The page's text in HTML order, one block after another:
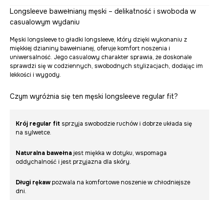
Longsleeve bawełniany męski – delikatność i swoboda w
casualowym wydaniu
Męski longsleeve to gładki longsleeve, który dzięki wykonaniu z
miękkiej dzianiny bawełnianej, oferuje komfort noszenia i
uniwersalność. Jego casualowy charakter sprawia, że doskonale
sprawdzi się w codziennych, swobodnych stylizacjach, dodając im
lekkości i wygody.
Czym wyróżnia się ten męski longsleeve regular fit?
Krój regular fit sprzyja swobodzie ruchów i dobrze układa się
na sylwetce.
Naturalna bawełnajest miękka w dotyku, wspomaga
oddychalność i jest przyjazna dla skóry.
Długi rękawpozwala na komfortowe noszenie w chłodniejsze
dni.